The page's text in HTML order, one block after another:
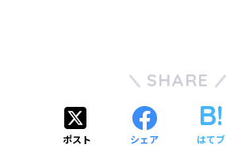
SHARE
ポスト シェア はてブ